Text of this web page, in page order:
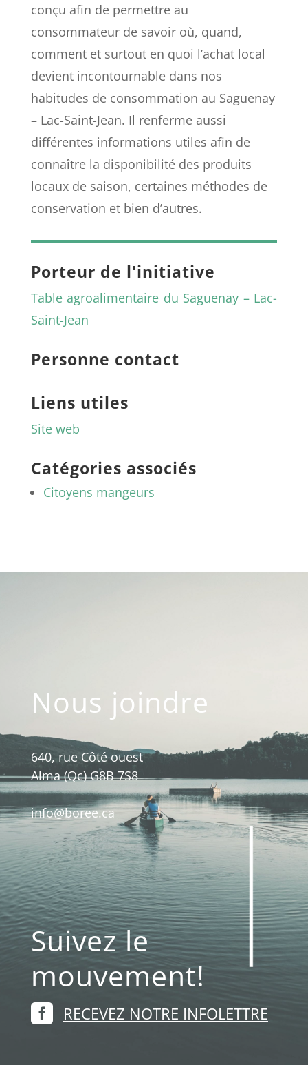
conçu afin de permettre au
consommateur de savoir où, quand,
comment et surtout en quoi l’achat local
devient incontournable dans nos
habitudes de consommation au Saguenay
– Lac-Saint-Jean. Il renferme aussi
différentes informations utiles afin de
connaître la disponibilité des produits
locaux de saison, certaines méthodes de
conservation et bien d’autres.
Porteur de l'initiative
Table agroalimentaire du Saguenay – Lac-
Saint-Jean
Personne contact
Liens utiles
Site web
Catégories associés
Citoyens mangeurs
Nous joindre
640, rue Côté ouest
Alma (Qc) G8B 7S8
info@boree.ca
Suivez le
mouvement!
 RECEVEZ NOTRE INFOLETTRE